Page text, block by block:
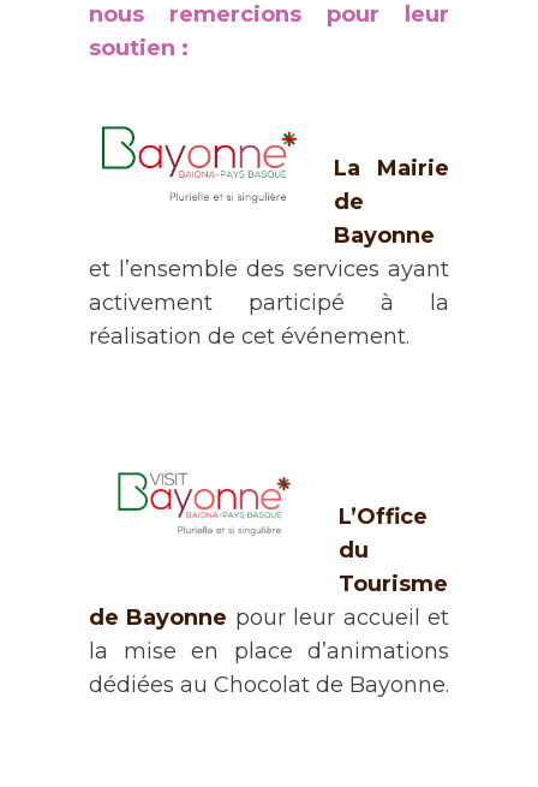
nous remercions pour leur
soutien :
La Mairie
de
Bayonne
et l’ensemble des services ayant
activement participé à la
réalisation de cet événement.
L’Office
du
Tourisme
de Bayonne pour leur accueil et
la mise en place d’animations
dédiées au Chocolat de Bayonne.